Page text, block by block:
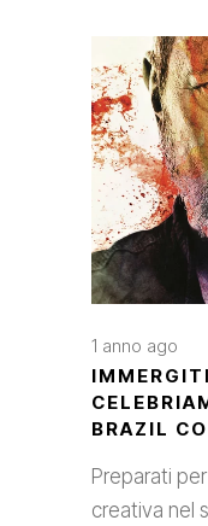
1 anno ago
BRAZIL
Preparati
creativa nel